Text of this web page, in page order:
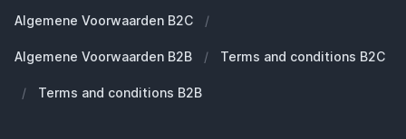
Groot en uniek assortiment
400.000+ klanten geleverd
Welke MagSafe heb ik nodig?
Werken bij SB Supply
Working at SB Supply
Algemene Voorwaarden B2C /
Algemene Voorwaarden B2B / Terms and conditions B2C
/ Terms and conditions B2B